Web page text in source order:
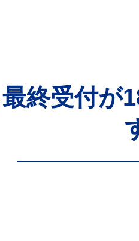
終受付が